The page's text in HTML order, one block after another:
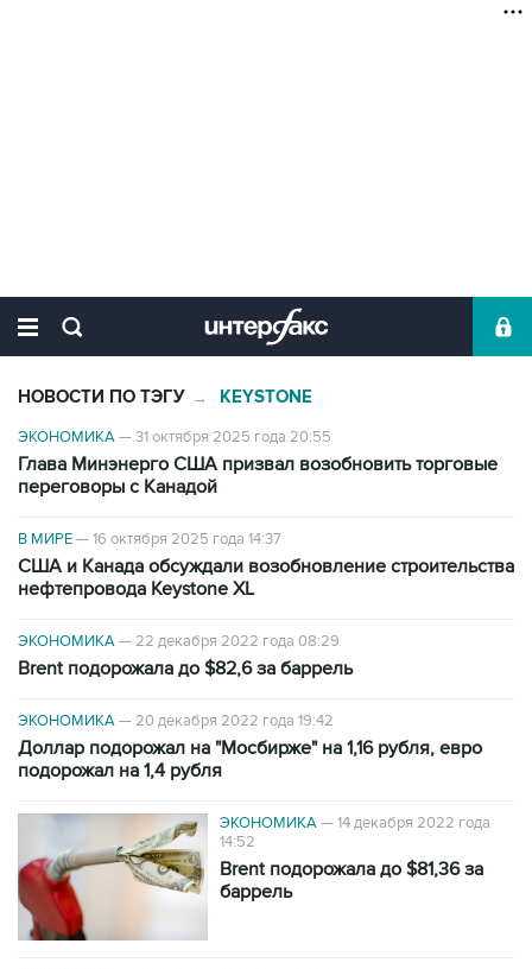
НОВОСТИ ПО ТЭГУ → KEYSTONE
ЭКОНОМИКА—31 октября 2025 года 20:55
Глава Минэнерго США призвал возобновить торговые
переговоры с Канадой
В МИРЕ—16 октября 2025 года 14:37
США и Канада обсуждали возобновление строительства
нефтепровода Keystone XL
ЭКОНОМИКА—22 декабря 2022 года 08:29
Brent подорожала до $82,6 за баррель
ЭКОНОМИКА—20 декабря 2022 года 19:42
Доллар подорожал на "Мосбирже" на 1,16 рубля, евро
подорожал на 1,4 рубля
ЭКОНОМИКА—14 декабря 2022 года
14:52
Brent подорожала до $81,36 за
баррель